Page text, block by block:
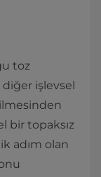
toz
işlevsel
bir topaksız
adım olan